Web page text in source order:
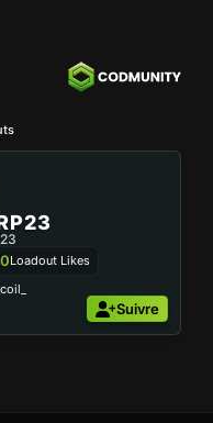
0Loadout Likes
Suivre